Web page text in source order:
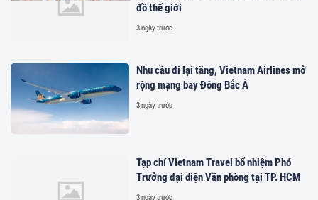
đồ thế giới
3 ngày trước
Nhu cầu đi lại tăng, Vietnam Airlines mở
rộng mạng bay Đông Bắc Á
3 ngày trước
Tạp chí Vietnam Travel bổ nhiệm Phó
Trưởng đại diện Văn phòng tại TP. HCM
3 ngày trước